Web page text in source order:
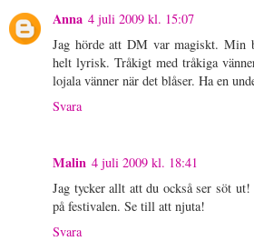
Anna 4 juli 2009 kl. 15:07
Jag hörde att DM var magiskt. Min
helt lyrisk. Tråkigt med tråkiga
lojala vänner när det blåser. Ha en
Svara
Malin 4 juli 2009 kl. 18:41
Jag tycker allt att du också ser söt
på festivalen. Se till att njuta!
Svara